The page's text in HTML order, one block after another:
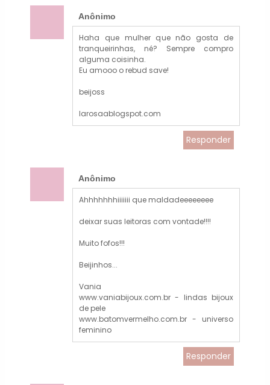
Anônimo
Haha que mulher que não gosta de
tranqueirinhas, né? Sempre compro
alguma coisinha.
Eu amooo o rebud save!
beijoss
larosaablogspot.com
Responder
Anônimo
Ahhhhhhhiiiiiii que maldadeeeeeeee
deixar suas leitoras com vontade!!!!
Muito fofos!!!
Beijinhos...
Vania
www.vaniabijoux.com.br - lindas bijoux
de pele
www.batomvermelho.com.br - universo
feminino
Responder